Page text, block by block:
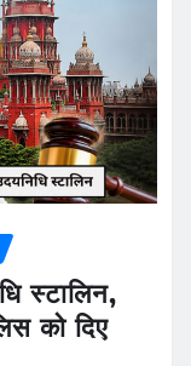
स्टालिन,
को दिए